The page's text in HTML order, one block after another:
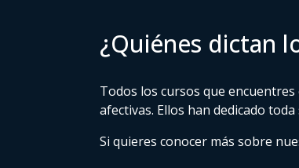
¿Quiénes dictan
Todos los cursos que encuentres
afectivas. Ellos han dedicado
Si quieres conocer más sobre